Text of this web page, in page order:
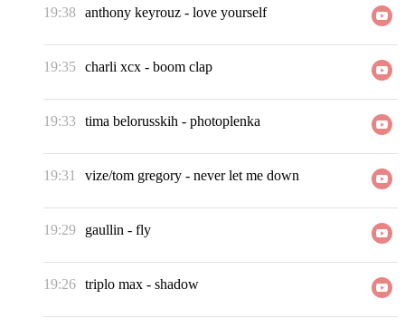
19:38 anthony keyrouz - love yourself
19:35 charli xcx - boom clap
19:33 tima belorusskih - photoplenka
19:31 vize/tom gregory - never let me down
19:29 gaullin - fly
19:26 triplo max - shadow